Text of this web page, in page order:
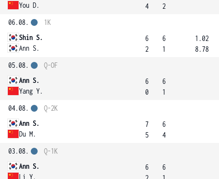
You D.
4
2
06.08.
Shin S.
Ann S.
1K
6
2
6
1
1.02
8.78
05.08.
Ann S.
Yang Y.
Q-OF
6
0
6
1
04.08.
Ann S.
Du M.
Q-2K
7
5
6
4
03.08.
Ann S.
Li Y.
Q-1K
6
6